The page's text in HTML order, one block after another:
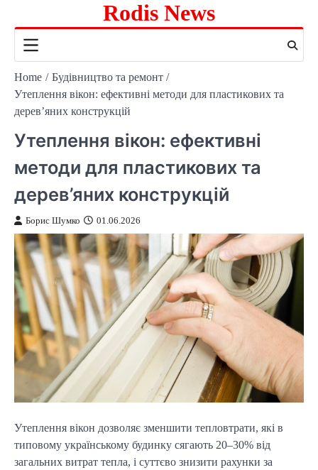
content
Rodis News
Home
Будівництво та ремонт
Утеплення вікон: ефективні методи для пластикових та
дерев’яних конструкцій
Утеплення вікон: ефективні
методи для пластикових та
дерев’яних конструкцій
Борис Шумко 01.06.2026
Утеплення вікон дозволяє зменшити тепловтрати, які в
типовому українському будинку сягають 20–30% від
загальних витрат тепла, і суттєво знизити рахунки за